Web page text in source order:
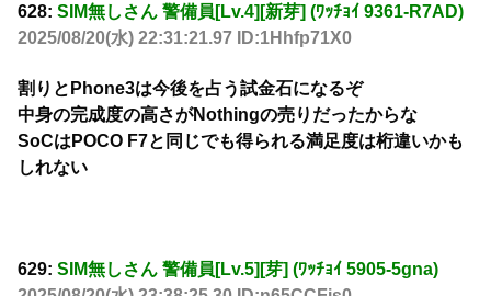
628: SIM無しさん 警備員[Lv.4][新芽] (ﾜｯﾁｮｲ 9361-R7AD)
2025/08/20(水) 22:31:21.97 ID:1Hhfp71X0
割りとPhone3は今後を占う試金石になるぞ
中身の完成度の高さがNothingの売りだったからな
SoCはPOCO F7と同じでも得られる満足度は桁違いかも
しれない
629: SIM無しさん 警備員[Lv.5][芽] (ﾜｯﾁｮｲ 5905-5gna)